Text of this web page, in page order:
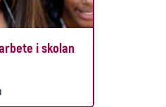
i skolan